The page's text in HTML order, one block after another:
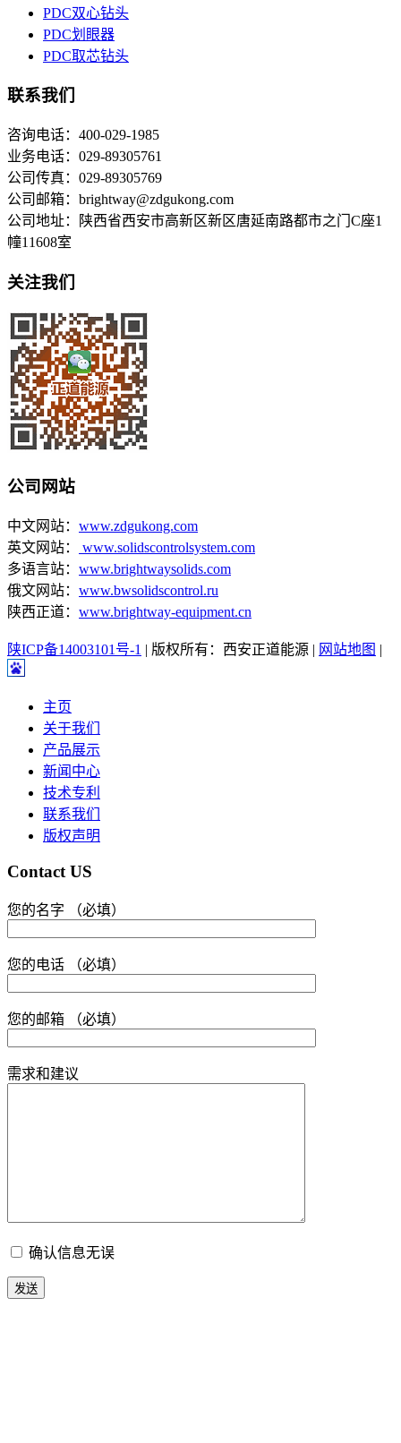
PDC双心钻头
PDC划眼器
PDC取芯钻头
联系我们
咨询电话：400-029-1985
业务电话：029-89305761
公司传真：029-89305769
公司邮箱：brightway@zdgukong.com
公司地址：陕西省西安市高新区新区唐延南路都市之门C座1
幢11608室
关注我们
公司网站
中文网站： www.zdgukong.com
英文网站：
www.solidscontrolsystem.com
多语言站： www.brightwaysolids.com
俄文网站： www.bwsolidscontrol.ru
陕西正道： www.brightway-equipment.cn
陕ICP备14003101号-1 | 版权所有：西安正道能源 | 网站地图 |
主页
关于我们
产品展示
新闻中心
技术专利
联系我们
版权声明
Contact US
您的名字 （必填）
您的电话 （必填）
您的邮箱 （必填）
需求和建议
确认信息无误